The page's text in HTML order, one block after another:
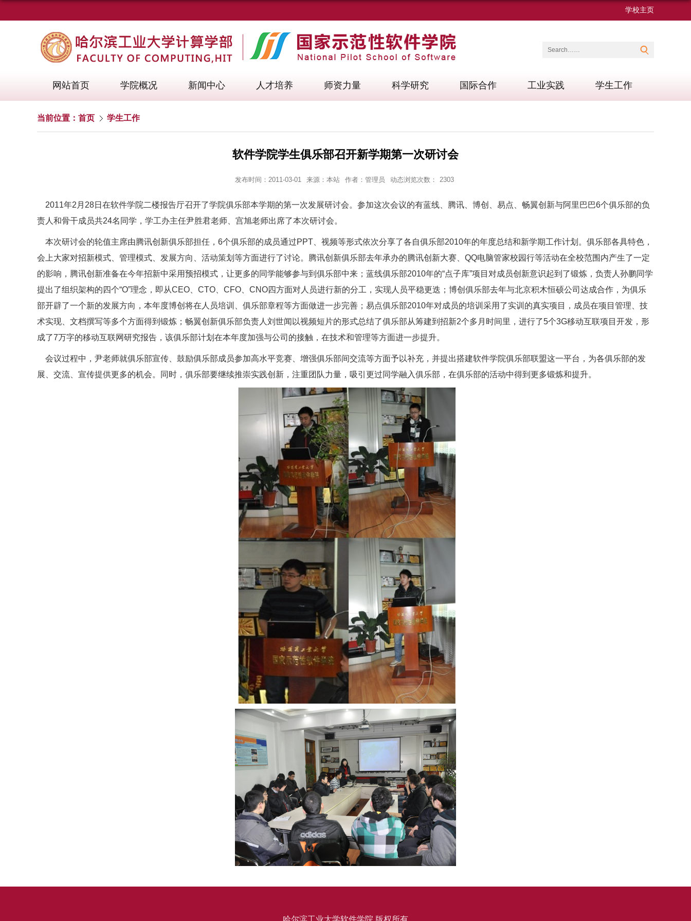
学校主页
网站首页 学院概况 新闻中心 人才培养 师资力量 科学研究 国际合作 工业实践 学生工作
当前位置： 首页 学生工作
软件学院学生俱乐部召开新学期第一次研讨会
发布时间：2011-03-01 来源：本站 作者：管理员 动态浏览次数： 2303
2011年2月28日在软件学院二楼报告厅召开了学院俱乐部本学期的第一次发展研讨会。参加这次会议的有蓝线、腾讯、博创、易点、畅翼创新与阿里巴巴6个俱乐部的负
责人和骨干成员共24名同学，学工办主任尹胜君老师、宫旭老师出席了本次研讨会。
本次研讨会的轮值主席由腾讯创新俱乐部担任，6个俱乐部的成员通过PPT、视频等形式依次分享了各自俱乐部2010年的年度总结和新学期工作计划。俱乐部各具特色，
会上大家对招新模式、管理模式、发展方向、活动策划等方面进行了讨论。腾讯创新俱乐部去年承办的腾讯创新大赛、QQ电脑管家校园行等活动在全校范围内产生了一定
的影响，腾讯创新准备在今年招新中采用预招模式，让更多的同学能够参与到俱乐部中来；蓝线俱乐部2010年的“点子库”项目对成员创新意识起到了锻炼，负责人孙鹏同学
提出了组织架构的四个“O”理念，即从CEO、CTO、CFO、CNO四方面对人员进行新的分工，实现人员平稳更迭；博创俱乐部去年与北京积木恒硕公司达成合作，为俱乐
部开辟了一个新的发展方向，本年度博创将在人员培训、俱乐部章程等方面做进一步完善；易点俱乐部2010年对成员的培训采用了实训的真实项目，成员在项目管理、技
术实现、文档撰写等多个方面得到锻炼；畅翼创新俱乐部负责人刘世闻以视频短片的形式总结了俱乐部从筹建到招新2个多月时间里，进行了5个3G移动互联项目开发，形
成了7万字的移动互联网研究报告，该俱乐部计划在本年度加强与公司的接触，在技术和管理等方面进一步提升。
会议过程中，尹老师就俱乐部宣传、鼓励俱乐部成员参加高水平竞赛、增强俱乐部间交流等方面予以补充，并提出搭建软件学院俱乐部联盟这一平台，为各俱乐部的发
展、交流、宣传提供更多的机会。同时，俱乐部要继续推崇实践创新，注重团队力量，吸引更过同学融入俱乐部，在俱乐部的活动中得到更多锻炼和提升。
哈尔滨工业大学软件学院 版权所有